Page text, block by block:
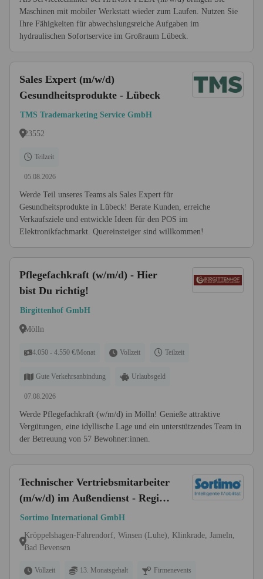
Maschinen mit mobiler Werkstatt wieder zum Laufen. Nutzen Sie
Ihre Fähigkeiten für abwechslungsreiche Aufgaben im
hydraulischen Sofortservice im Großraum Lübeck.
Sales Expert (m/w/d)
Gesundheitsprodukte - Lübeck
TMS Trademarketing Service GmbH
23552
Teilzeit
05.08.2026
Werde Teil unseres Teams als Sales Expert für
Gesundheitsprodukte in Lübeck! Berate Kunden, erreiche
Verkaufsziele und entwickle Ideen für den POS im
Elektronikfachmarkt. Quereinsteiger sind willkommen!
Pflegefachkraft (w/m/d) - Hier
bist Du richtig!
Birgittenhof GmbH
Mölln
4.050 - 4.550 €/Monat Vollzeit Teilzeit
Gute Verkehrsanbindung Urlaubsgeld
07.08.2026
Werde Pflegefachkraft (w/m/d) in Mölln! Genieße attraktive
Vergütungen, eine idyllische Lage und ein unterstützendes Team in
der Betreuung von 57 Bewohner:innen.
Technischer Vertriebsmitarbeiter
(m/w/d) im Außendienst - Region
Hamburg
Sortimo International GmbH
Kröppelshagen-Fahrendorf, Winsen (Luhe), Klinkrade, Jameln,
Bad Bevensen
Vollzeit 13. Monatsgehalt Firmenevents